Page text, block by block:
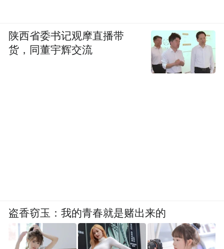
陕西省委书记观摩直播带
货，同董宇辉交流
盗香窃玉：我的青春就是赌出来的